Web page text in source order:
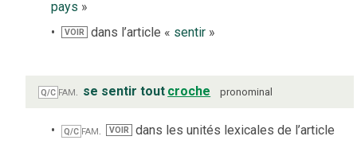
pays »
VOIR dans l’article « sentir »
Q/C fam. se sentir tout croche pronominal
Q/C fam. VOIR
dans les unités lexicales de l’article